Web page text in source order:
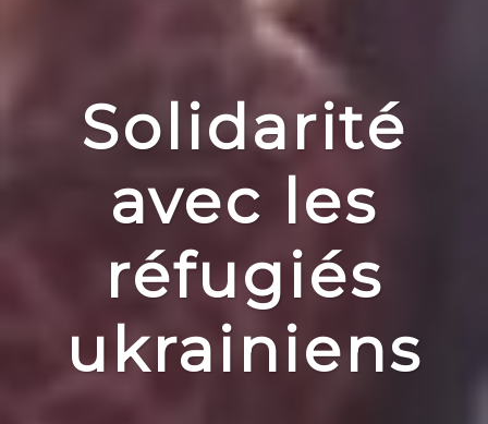
Solidarité
avec les
réfugiés
ukrainiens